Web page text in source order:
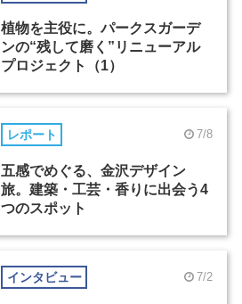
植物を主役に。パークスガーデ
ンの“残して磨く”リニューアル
プロジェクト（1）
レポート 7/8
五感でめぐる、金沢デザイン
旅。建築・工芸・香りに出会う4
つのスポット
インタビュー 7/2